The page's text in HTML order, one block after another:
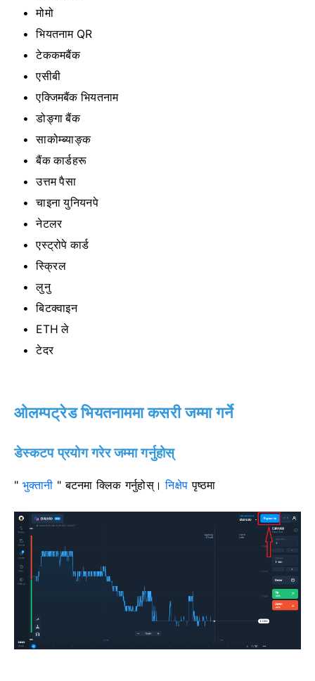
मोमो
भियतनाम QR
टेककमबैंक
एसीबी
एक्जिमबैंक भियतनाम
डोङ्गा बैंक
साकोम्ब्याङ्क
बैंक कार्डहरू
उत्तम पैसा
चाइना युनियनपे
नेटलर
एस्ट्रोपे कार्ड
स्क्रिल
लुनु
बिटक्वाइन
ETH ले
टेदर
ओलम्पट्रेड भियतनाममा कसरी जम्मा गर्ने
डेस्कटप प्रयोग गरेर जम्मा गर्नुहोस्
" भुक्तानी " बटनमा क्लिक गर्नुहोस्।निक्षेप पृष्ठमा